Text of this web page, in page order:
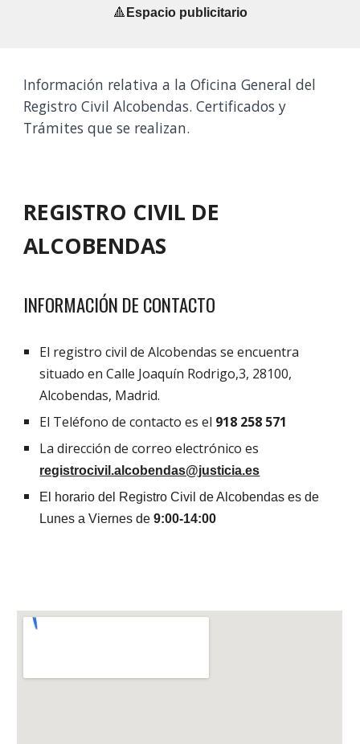
🔺 Espacio publicitario
Información relativa a la Oficina General del
Registro Civil Alcobendas. Certificados y
Trámites que se realizan.
REGISTRO CIVIL DE
ALCOBENDAS
INFORMACIÓN DE CONTACTO
El registro civil de Alcobendas se encuentra
situado en Calle Joaquín Rodrigo,3, 28100,
Alcobendas, Madrid.
El Teléfono de contacto es el 918 258 571
La dirección de correo electrónico es
registrocivil.alcobendas@justicia.es
El horario del Registro Civil de Alcobendas es de
Lunes a Viernes de9:00-14:00